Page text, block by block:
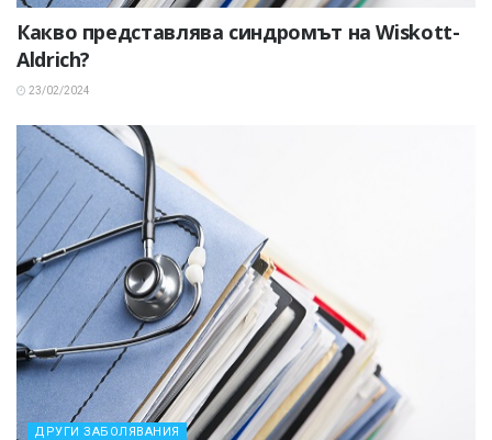
Какво представлява синдромът на Wiskott-
Aldrich?
23/02/2024
ДРУГИ ЗАБОЛЯВАНИЯ